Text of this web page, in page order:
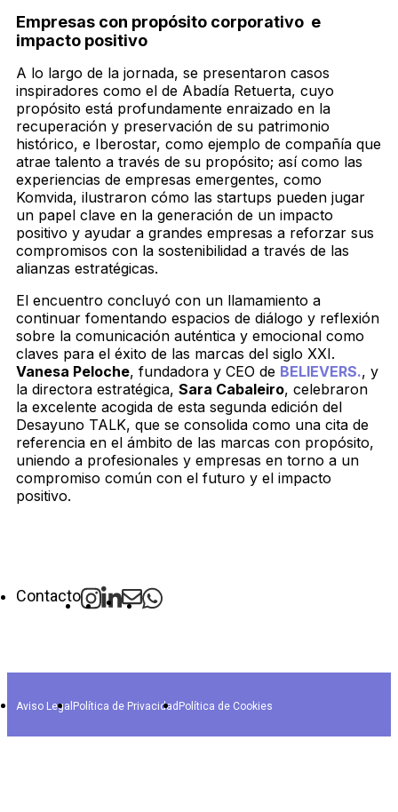
Empresas con propósito corporativo e
impacto positivo
A lo largo de la jornada, se presentaron casos
inspiradores como el de Abadía Retuerta, cuyo
propósito está profundamente enraizado en la
recuperación y preservación de su patrimonio
histórico, e Iberostar, como ejemplo de compañía que
atrae talento a través de su propósito; así como las
experiencias de empresas emergentes, como
Komvida, ilustraron cómo las startups pueden jugar
un papel clave en la generación de un impacto
positivo y ayudar a grandes empresas a reforzar sus
compromisos con la sostenibilidad a través de las
alianzas estratégicas.
El encuentro concluyó con un llamamiento a
continuar fomentando espacios de diálogo y reflexión
sobre la comunicación auténtica y emocional como
claves para el éxito de las marcas del siglo XXI.
Vanesa Peloche, fundadora y CEO de BELIEVERS., y
la directora estratégica, Sara Cabaleiro, celebraron
la excelente acogida de esta segunda edición del
Desayuno TALK, que se consolida como una cita de
referencia en el ámbito de las marcas con propósito,
uniendo a profesionales y empresas en torno a un
compromiso común con el futuro y el impacto
positivo.
Contacto
Aviso Legal Política de Privacidad Política de Cookies